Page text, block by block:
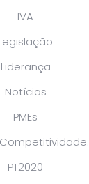
IVA
Liderança
Notícias
PMEs
Competitividade.
PT2020